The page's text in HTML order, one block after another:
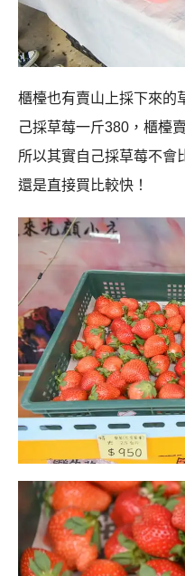
櫃檯也有賣山上採下來的
己採草莓一斤380，櫃檯
所以其實自己採草莓不會
還是直接買比較快！